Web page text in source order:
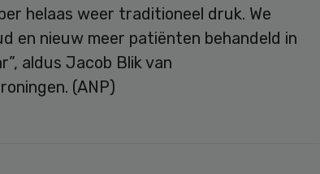
helaas weer traditioneel druk. We
en nieuw meer patiënten behandeld in
aldus Jacob Blik van
(ANP)